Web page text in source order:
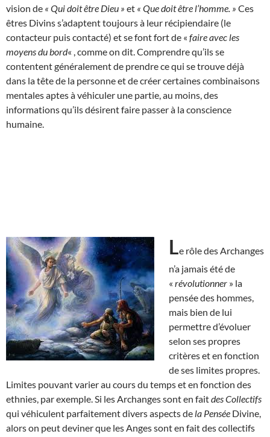
vision de « Qui doit être Dieu » et « Que doit être l’homme. » Ces
êtres Divins s’adaptent toujours à leur récipiendaire (le
contacteur puis contacté) et se font fort de « faire avec les
moyens du bord« , comme on dit. Comprendre qu’ils se
contentent généralement de prendre ce qui se trouve déjà
dans la tête de la personne et de créer certaines combinaisons
mentales aptes à véhiculer une partie, au moins, des
informations qu’ils désirent faire passer à la conscience
humaine.
Le rôle des Archanges
n’a jamais été de
« révolutionner » la
pensée des hommes,
mais bien de lui
permettre d’évoluer
selon ses propres
critères et en fonction
de ses limites propres.
Limites pouvant varier au cours du temps et en fonction des
ethnies, par exemple. Si les Archanges sont en faitdes Collectifs
qui véhiculent parfaitement divers aspects de la Pensée Divine,
alors on peut deviner que les Anges sont en fait des collectifs